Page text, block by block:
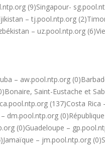
(9)Singapour-
– tj.pool.ntp.org
– uz.pool.ntp.org
– aw.pool.ntp.org
Saint-Eustache et
(137)Costa Rica
dm.pool.ntp.org
(0)Guadeloupe –
– jm.pool.ntp.org